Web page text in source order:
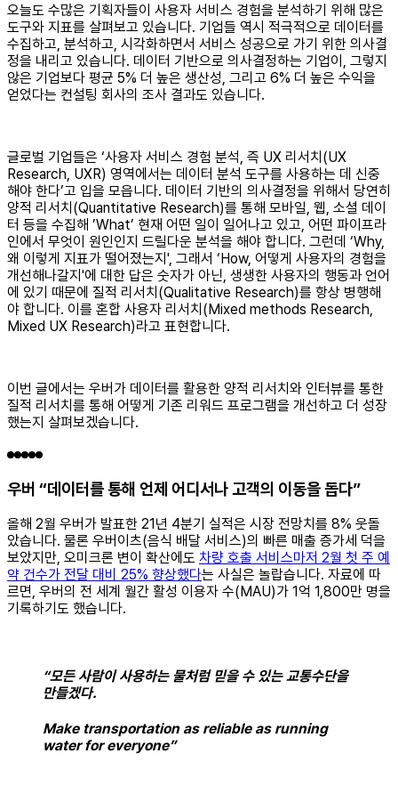
오늘도 수많은 기획자들이 사용자 서비스 경험을 분석하기 위해 많은
도구와 지표를 살펴보고 있습니다. 기업들 역시 적극적으로 데이터를
수집하고, 분석하고, 시각화하면서 서비스 성공으로 가기 위한 의사결
정을 내리고 있습니다. 데이터 기반으로 의사결정하는 기업이, 그렇지
않은 기업보다 평균 5% 더 높은 생산성, 그리고 6% 더 높은 수익을
얻었다는 컨설팅 회사의 조사 결과도 있습니다.
글로벌 기업들은 ‘사용자 서비스 경험 분석, 즉 UX 리서치(UX
Research, UXR) 영역에서는 데이터 분석 도구를 사용하는 데 신중
해야 한다’고 입을 모읍니다. 데이터 기반의 의사결정을 위해서 당연히
양적 리서치(Quantitative Research)를 통해 모바일, 웹, 소셜 데이
터 등을 수집해 ’What’ 현재 어떤 일이 일어나고 있고, 어떤 파이프라
인에서 무엇이 원인인지 드릴다운 분석을 해야 합니다. 그런데 ‘Why,
왜 이렇게 지표가 떨어졌는지', 그래서 ‘How, 어떻게 사용자의 경험을
개선해나갈지'에 대한 답은 숫자가 아닌, 생생한 사용자의 행동과 언어
에 있기 때문에 질적 리서치(Qualitative Research)를 항상 병행해
야 합니다. 이를 혼합 사용자 리서치(Mixed methods Research,
Mixed UX Research)라고 표현합니다.
이번 글에서는 우버가 데이터를 활용한 양적 리서치와 인터뷰를 통한
질적 리서치를 통해 어떻게 기존 리워드 프로그램을 개선하고 더 성장
했는지 살펴보겠습니다.
우버 “데이터를 통해 언제 어디서나 고객의 이동을 돕다”
올해 2월 우버가 발표한 21년 4분기 실적은 시장 전망치를 8% 웃돌
았습니다. 물론 우버이츠(음식 배달 서비스)의 빠른 매출 증가세 덕을
보았지만, 오미크론 변이 확산에도 차량 호출 서비스마저 2월 첫 주 예
약 건수가 전달 대비 25% 향상했다는 사실은 놀랍습니다. 자료에 따
르면, 우버의 전 세계 월간 활성 이용자 수(MAU)가 1억 1,800만 명을
기록하기도 했습니다.
“모든 사람이 사용하는 물처럼 믿을 수 있는 교통수단을
만들겠다.
Make transportation as reliable as running
water for everyone”